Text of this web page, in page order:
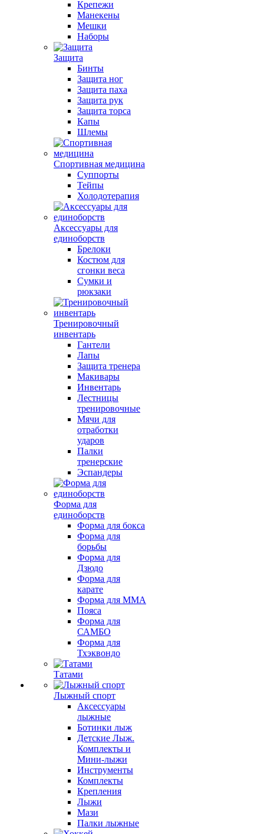
Крепежи
Манекены
Мешки
Наборы
Защита
Бинты
Защита ног
Защита паха
Защита рук
Защита торса
Капы
Шлемы
Спортивная медицина
Суппорты
Тейпы
Холодотерапия
Аксессуары для
единоборств
Брелоки
Костюм для
сгонки веса
Сумки и
рюкзаки
Тренировочный
инвентарь
Гантели
Лапы
Защита тренера
Макивары
Инвентарь
Лестницы
тренировочные
Мячи для
отработки
ударов
Палки
тренерские
Эспандеры
Форма для
единоборств
Форма для бокса
Форма для
борьбы
Форма для
Дзюдо
Форма для
карате
Форма для MMA
Пояса
Форма для
САМБО
Форма для
Тхэквондо
Татами
Лыжный спорт
Аксессуары
лыжные
Ботинки лыж
Детские Лыж.
Комплекты и
Мини-лыжи
Инструменты
Комплекты
Крепления
Лыжи
Мази
Палки лыжные